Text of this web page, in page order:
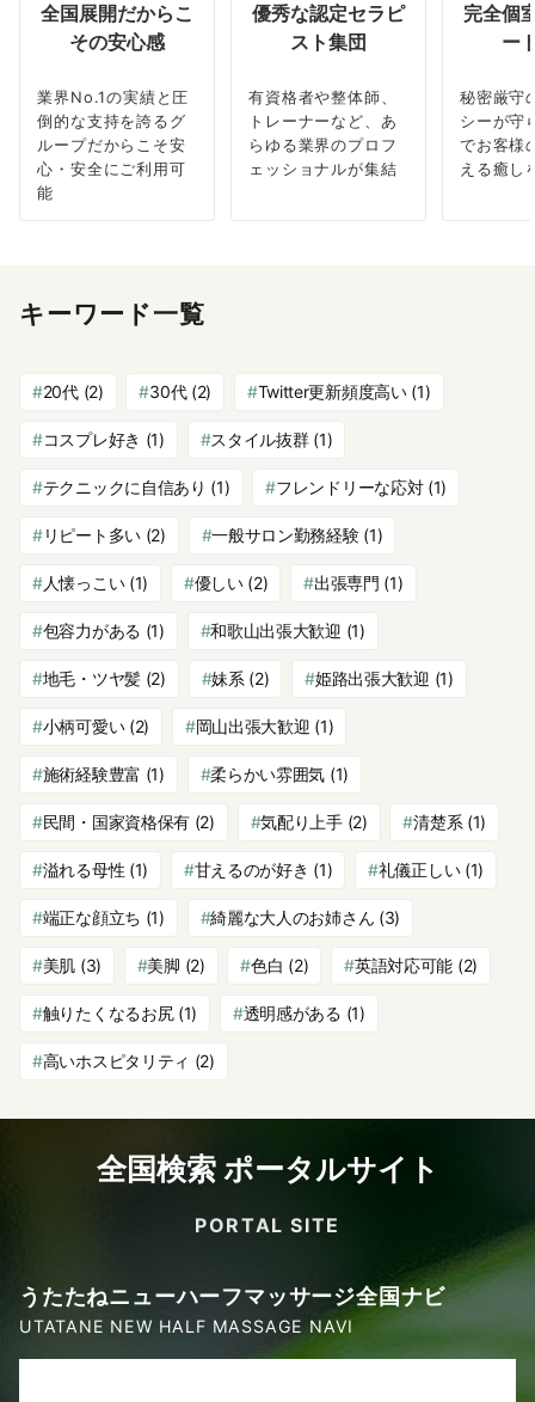
全国展開だからこ
その安心感
業界No.1の実績と圧
倒的な支持を誇るグ
ループだからこそ安
心・安全にご利用可
能
優秀な認定セラピ
スト集団
有資格者や整体師、
トレーナーなど、あ
らゆる業界のプロフ
ェッショナルが集結
完全個
ー
秘密厳守
シーが守
でお客様
える癒し
キーワード一覧
20代(2) 30代(2) Twitter更新頻度高い(1)
コスプレ好き (1) スタイル抜群(1)
テクニックに自信あり (1) フレンドリーな応対(1)
リピート多い(2) 一般サロン勤務経験(1)
人懐っこい(1) 優しい(2) 出張専門 (1)
包容力がある (1) 和歌山出張大歓迎 (1)
地毛・ツヤ髪(2) 妹系 (2) 姫路出張大歓迎 (1)
小柄可愛い(2) 岡山出張大歓迎 (1)
施術経験豊富 (1) 柔らかい雰囲気 (1)
民間・国家資格保有 (2) 気配り上手(2) 清楚系 (1)
溢れる母性 (1) 甘えるのが好き (1) 礼儀正しい(1)
端正な顔立ち (1) 綺麗な大人のお姉さん (3)
美肌 (3) 美脚 (2) 色白 (2) 英語対応可能 (2)
触りたくなるお尻(1) 透明感がある (1)
高いホスピタリティ (2)
全国検索 ポータルサイト
PORTAL SITE
うたたねニューハーフマッサージ全国ナビ
UTATANE NEW HALF MASSAGE NAVI